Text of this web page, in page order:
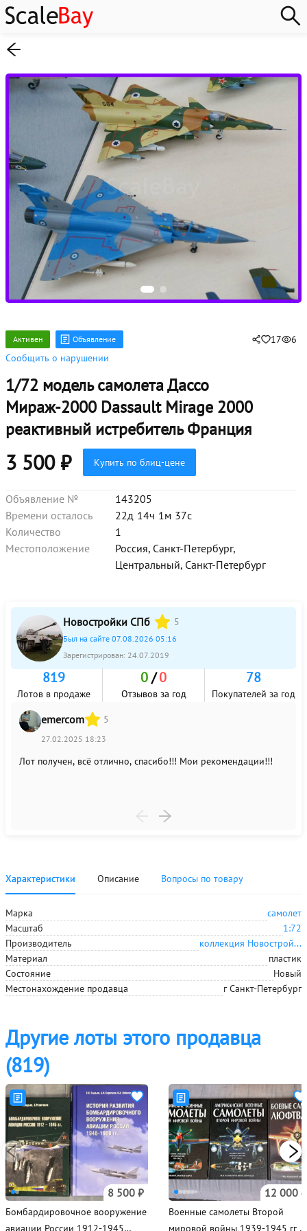
Активен Объявление 17
6
Сообщить о нарушении
1/72 модель самолета Дассо
Мираж-2000 Dassault Mirage 2000
реактивный истребитель Франция
3 500₽ Купить по блиц-цене
Объявление №
143205
Времени осталось
22д 14ч 1м 36с
Количество
1
Местоположение
Россия, Санкт-Петербург,
Центральный, Санкт-Петербург
Новостройки СПб 5
Был на сайте 07.08.2026 05:16
Зарегистрирован: 24.07.2019
819
Лотов в продаже
0/0
Отзывов за год
78
Покупателей за год
emercom 5
27.02.2025 18:23
Лот получен, всё отлично, спасибо!!! Мои рекомендации!!!
Характеристики Описание Вопросы по товару
Марка
самолет
Масштаб
1:72
Производитель
коллекция Новострой...
Материал
пластик
Состояние
Новый
Местонахождение продавца г Санкт-Петербург
Другие лоты этого продавца
(819)
8 500 ₽
​Бомбардировочное вооружение
авиации России 1912-1945
12 000 ₽
Военные самолеты Второй
мировой войны 1939-1945 гг Д